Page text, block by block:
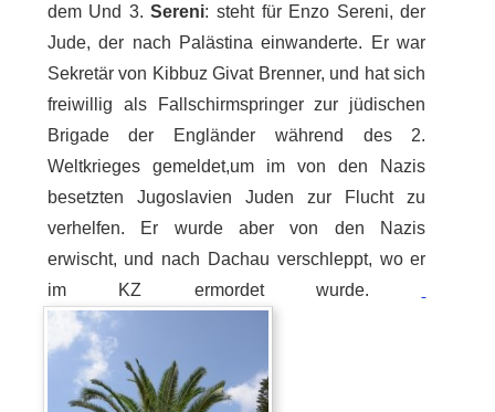
dem Und 3.Sereni: steht für Enzo Sereni, der
Jude, der nach Palästina einwanderte. Er war
Sekretär von Kibbuz Givat Brenner, und hat sich
freiwillig als Fallschirmspringer zur jüdischen
Brigade der Engländer während des 2.
Weltkrieges gemeldet,um im von den Nazis
besetzten Jugoslavien Juden zur Flucht zu
verhelfen. Er wurde aber von den Nazis
erwischt, und nach Dachau verschleppt, wo er
im KZ ermordet wurde.